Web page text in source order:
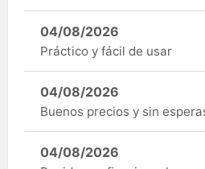
04/08/2026
Práctico y fácil de usar
04/08/2026
Buenos precios y sin
04/08/2026